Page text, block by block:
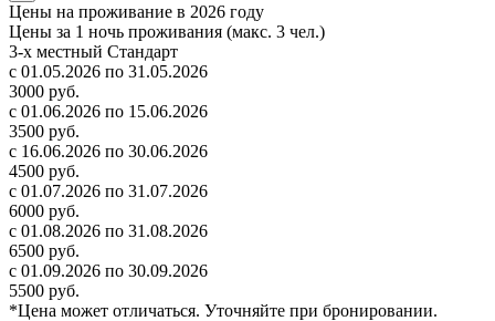
Цены на проживание в 2026 году
Цены за 1 ночь проживания (макс. 3 чел.)
3-х местный Стандарт
с 01.05.2026 по 31.05.2026
3000 руб.
с 01.06.2026 по 15.06.2026
3500 руб.
с 16.06.2026 по 30.06.2026
4500 руб.
с 01.07.2026 по 31.07.2026
6000 руб.
с 01.08.2026 по 31.08.2026
6500 руб.
с 01.09.2026 по 30.09.2026
5500 руб.
*Цена может отличаться. Уточняйте при бронировании.